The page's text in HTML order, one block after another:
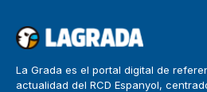
La Grada es el portal digital de
actualidad del RCD Espanyol,